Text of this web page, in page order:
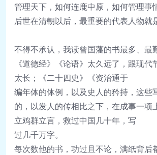
管理天下，如何连鹿中原，如何管理事
后世在清朝以后，最重要的代表人物就
不得不承认，我读曾国藩的书最多、最
《道德经》《论语》太久远了，跟现代
太长；《二十四史》《资治通于
编年体的体例，以及史人的矜持，这些
的，以发人的传相比之下，在成事一项
立鸡群立言，救过中国几十年，写
过几千万字。
每次数他的书，功过且不论，满纸背后